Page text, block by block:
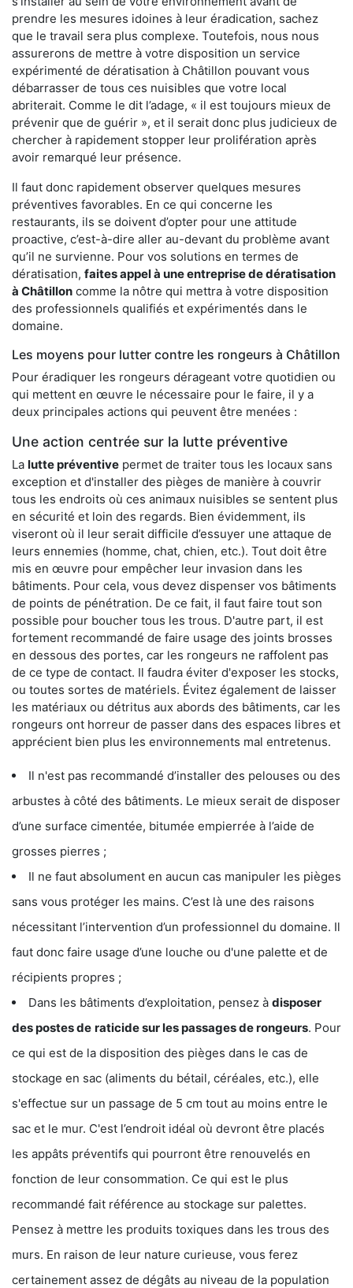
prendre les mesures idoines à leur éradication, sachez
que le travail sera plus complexe. Toutefois, nous nous
assurerons de mettre à votre disposition un service
expérimenté de dératisation à Châtillon pouvant vous
débarrasser de tous ces nuisibles que votre local
abriterait. Comme le dit l’adage, « il est toujours mieux de
prévenir que de guérir », et il serait donc plus judicieux de
chercher à rapidement stopper leur prolifération après
avoir remarqué leur présence.
Il faut donc rapidement observer quelques mesures
préventives favorables. En ce qui concerne les
restaurants, ils se doivent d’opter pour une attitude
proactive, c’est-à-dire aller au-devant du problème avant
qu’il ne survienne. Pour vos solutions en termes de
dératisation, faites appel à une entreprise de dératisation
à Châtillon comme la nôtre qui mettra à votre disposition
des professionnels qualifiés et expérimentés dans le
domaine.
Les moyens pour lutter contre les rongeurs à Châtillon
Pour éradiquer les rongeurs dérageant votre quotidien ou
qui mettent en œuvre le nécessaire pour le faire, il y a
deux principales actions qui peuvent être menées :
Une action centrée sur la lutte préventive
La lutte préventive permet de traiter tous les locaux sans
exception et d'installer des pièges de manière à couvrir
tous les endroits où ces animaux nuisibles se sentent plus
en sécurité et loin des regards. Bien évidemment, ils
viseront où il leur serait difficile d’essuyer une attaque de
leurs ennemies (homme, chat, chien, etc.). Tout doit être
mis en œuvre pour empêcher leur invasion dans les
bâtiments. Pour cela, vous devez dispenser vos bâtiments
de points de pénétration. De ce fait, il faut faire tout son
possible pour boucher tous les trous. D'autre part, il est
fortement recommandé de faire usage des joints brosses
en dessous des portes, car les rongeurs ne raffolent pas
de ce type de contact. Il faudra éviter d'exposer les stocks,
ou toutes sortes de matériels. Évitez également de laisser
les matériaux ou détritus aux abords des bâtiments, car les
rongeurs ont horreur de passer dans des espaces libres et
apprécient bien plus les environnements mal entretenus.
Il n'est pas recommandé d’installer des pelouses ou des
arbustes à côté des bâtiments. Le mieux serait de disposer
d’une surface cimentée, bitumée empierrée à l’aide de
grosses pierres ;
Il ne faut absolument en aucun cas manipuler les pièges
sans vous protéger les mains. C’est là une des raisons
nécessitant l’intervention d’un professionnel du domaine. Il
faut donc faire usage d’une louche ou d'une palette et de
récipients propres ;
Dans les bâtiments d’exploitation, pensez à disposer
des postes de raticide sur les passages de rongeurs. Pour
ce qui est de la disposition des pièges dans le cas de
stockage en sac (aliments du bétail, céréales, etc.), elle
s'effectue sur un passage de 5 cm tout au moins entre le
sac et le mur. C'est l’endroit idéal où devront être placés
les appâts préventifs qui pourront être renouvelés en
fonction de leur consommation. Ce qui est le plus
recommandé fait référence au stockage sur palettes.
Pensez à mettre les produits toxiques dans les trous des
murs. En raison de leur nature curieuse, vous ferez
certainement assez de dégâts au niveau de la population